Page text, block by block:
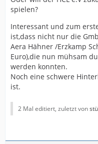
spielen?
Interessant und zum
ist,dass nicht nur die
Aera Hähner /Erzkamp
Euro),die nun mühsam
werden konnten.
Noch eine schwere
ist.
2 Mal editiert, zuletzt von